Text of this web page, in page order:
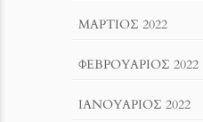
ΜΆΡΤΙΟΣ 2022
ΦΕΒΡΟΥΆΡΙΟΣ 2022
ΙΑΝΟΥΆΡΙΟΣ 2022